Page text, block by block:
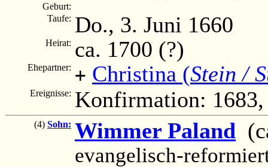
Geburt:
Taufe: Do., 3. Juni 1660
Heirat: ca. 1700 (?)
Ehepartner: + Christina (Stein /
Ereignisse: Konfirmation: 1683,
(4) Sohn: Wimmer Paland
evangelisch-